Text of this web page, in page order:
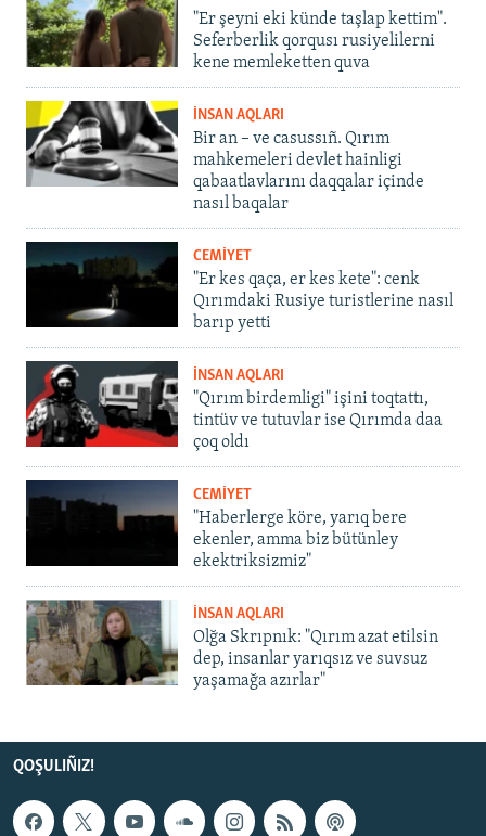
"Er şeyni eki künde taşlap kettim".
Seferberlik qorqusı rusiyelilerni
kene memleketten quva
İNSAN AQLARI
Bir an – ve casussıñ. Qırım
mahkemeleri devlet hainligi
qabaatlavlarını daqqalar içinde
nasıl baqalar
CEMİYET
"Er kes qaça, er kes kete": cenk
Qırımdaki Rusiye turistlerine nasıl
barıp yetti
İNSAN AQLARI
"Qırım birdemligi" işini toqtattı,
tintüv ve tutuvlar ise Qırımda daa
çoq oldı
CEMİYET
"Haberlerge köre, yarıq bere
ekenler, amma biz bütünley
ekektriksizmiz"
İNSAN AQLARI
Olğa Skrıpnık: "Qırım azat etilsin
dep, insanlar yarıqsız ve suvsuz
yaşamağa azırlar"
QOŞULIÑIZ!